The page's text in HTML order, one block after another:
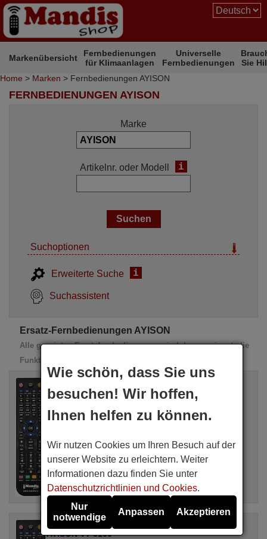
Markenübersicht
Fernbedienungen
für Klimaanlagen
Universelle
Fernbedienungen
Sie
Home > Marken > Fernbedienungen AYISON
FERNBEDIENUNGEN AYISON
Marke
Artikelnr. oder Modell i
Suchoptionen
Erweiterte Suche i
Suchassistent
Ersatz-Fernbedienungen AYISON
Alle gezeigten Ersatzfernbedienungen sind dazu geeignet, die
Funktionen des Originals zu 100% zu übernehmen
Gleichwertige Fernbedienung
AYISON VT 5100
16,94 € (Inkl MwSt.)
Für VT 5100
Gleichwertige Fernbedienung
AYISON VT 5100
Wie schön, dass Sie uns
besuchen! Wir hoffen,
Ihnen helfen zu können.
Wir nutzen Cookies um Ihren Besuch auf der
unserer Website zu erleichtern. Weiter
Informationen dazu finden Sie unter
Datenschutzrichtlinien und Cookies.
Nur
notwendige
Anpassen Akzeptieren